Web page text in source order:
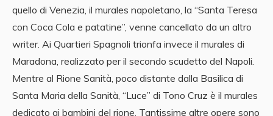
quello di Venezia, il murales napoletano, la “Santa Teresa
con Coca Cola e patatine”, venne cancellato da un altro
writer. Ai Quartieri Spagnoli trionfa invece il murales di
Maradona, realizzato per il secondo scudetto del Napoli.
Mentre al Rione Sanità, poco distante dalla Basilica di
Santa Maria della Sanità, “Luce” di Tono Cruz è il murales
dedicato ai bambini del rione. Tantissime altre opere sono